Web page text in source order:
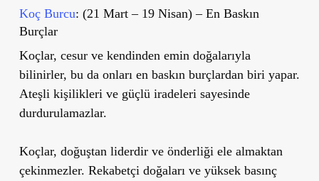
Koç Burcu: (21 Mart – 19 Nisan) – En Baskın
Burçlar
Koçlar, cesur ve kendinden emin doğalarıyla
bilinirler, bu da onları en baskın burçlardan biri yapar.
Ateşli kişilikleri ve güçlü iradeleri sayesinde
durdurulamazlar.
Koçlar, doğuştan liderdir ve önderliği ele almaktan
çekinmezler. Rekabetçi doğaları ve yüksek basınç